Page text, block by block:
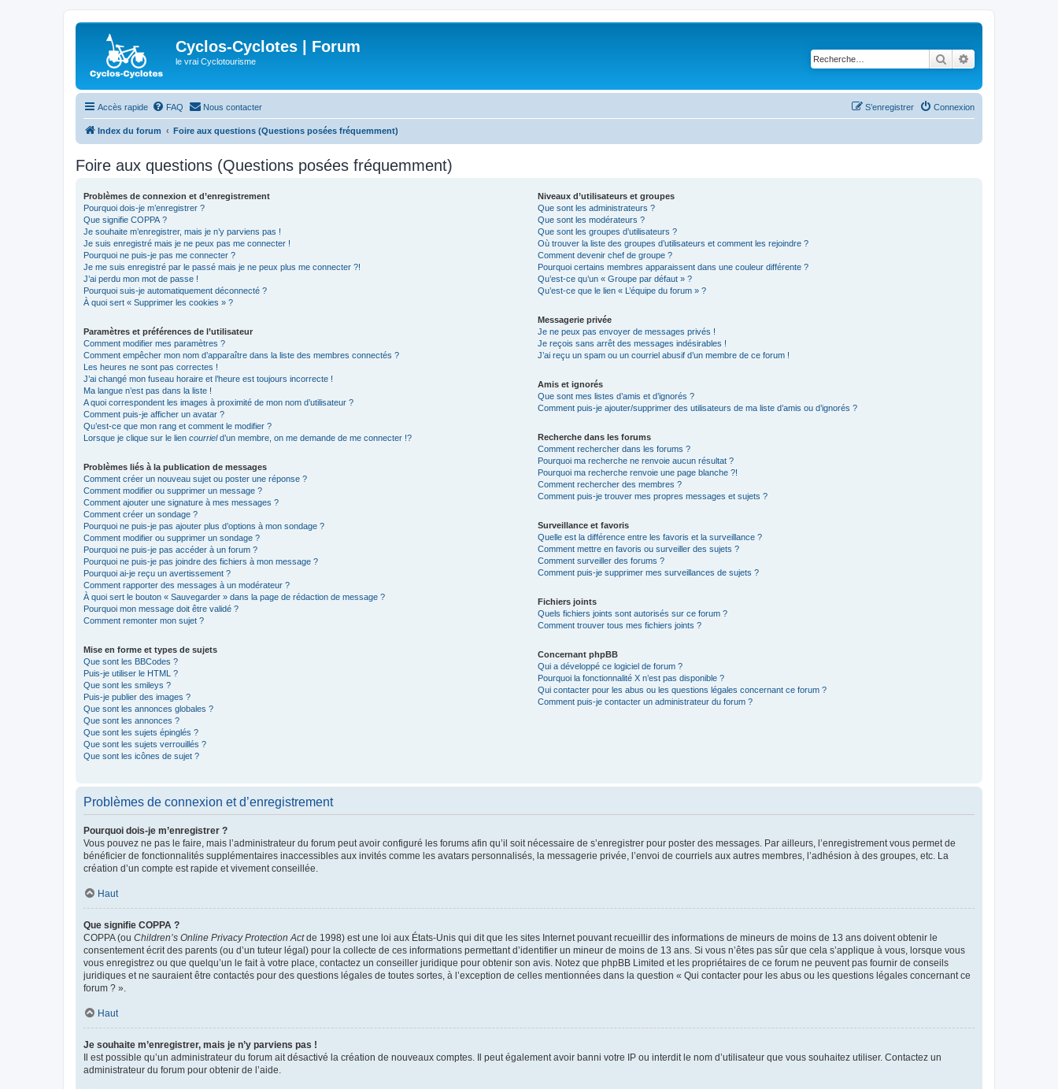
Cyclos-Cyclotes | Forum
le vrai Cyclotourisme Rechercher
Accès rapide FAQ Nous contacter Connexion
S’enregistrer
Index du forum Foire aux questions (Questions posées fréquemment)
Foire aux questions (Questions posées fréquemment)
Problèmes de connexion et d’enregistrement
Pourquoi dois-je m’enregistrer ?
Que signifie COPPA ?
Je souhaite m’enregistrer, mais je n’y parviens pas !
Je suis enregistré mais je ne peux pas me connecter !
Pourquoi ne puis-je pas me connecter ?
Je me suis enregistré par le passé mais je ne peux plus me connecter ?!
J’ai perdu mon mot de passe !
Pourquoi suis-je automatiquement déconnecté ?
À quoi sert « Supprimer les cookies » ?
Paramètres et préférences de l’utilisateur
Comment modifier mes paramètres ?
Comment empêcher mon nom d’apparaître dans la liste des membres connectés ?
Les heures ne sont pas correctes !
J’ai changé mon fuseau horaire et l’heure est toujours incorrecte !
Ma langue n’est pas dans la liste !
A quoi correspondent les images à proximité de mon nom d’utilisateur ?
Comment puis-je afficher un avatar ?
Qu’est-ce que mon rang et comment le modifier ?
Lorsque je clique sur le lien courrield’un membre, on me demande de me connecter !?
Problèmes liés à la publication de messages
Comment créer un nouveau sujet ou poster une réponse ?
Comment modifier ou supprimer un message ?
Comment ajouter une signature à mes messages ?
Comment créer un sondage ?
Pourquoi ne puis-je pas ajouter plus d’options à mon sondage ?
Comment modifier ou supprimer un sondage ?
Pourquoi ne puis-je pas accéder à un forum ?
Pourquoi ne puis-je pas joindre des fichiers à mon message ?
Pourquoi ai-je reçu un avertissement ?
Comment rapporter des messages à un modérateur ?
À quoi sert le bouton « Sauvegarder » dans la page de rédaction de message ?
Pourquoi mon message doit être validé ?
Comment remonter mon sujet ?
Mise en forme et types de sujets
Que sont les BBCodes ?
Puis-je utiliser le HTML ?
Que sont les smileys ?
Puis-je publier des images ?
Que sont les annonces globales ?
Que sont les annonces ?
Que sont les sujets épinglés ?
Que sont les sujets verrouillés ?
Que sont les icônes de sujet ?
Niveaux d’utilisateurs et groupes
Que sont les administrateurs ?
Que sont les modérateurs ?
Que sont les groupes d’utilisateurs ?
Où trouver la liste des groupes d’utilisateurs et comment les rejoindre ?
Comment devenir chef de groupe ?
Pourquoi certains membres apparaissent dans une couleur différente ?
Qu’est-ce qu’un « Groupe par défaut » ?
Qu’est-ce que le lien « L’équipe du forum » ?
Messagerie privée
Je ne peux pas envoyer de messages privés !
Je reçois sans arrêt des messages indésirables !
J’ai reçu un spam ou un courriel abusif d’un membre de ce forum !
Amis et ignorés
Que sont mes listes d’amis et d’ignorés ?
Comment puis-je ajouter/supprimer des utilisateurs de ma liste d’amis ou d’ignorés ?
Recherche dans les forums
Comment rechercher dans les forums ?
Pourquoi ma recherche ne renvoie aucun résultat ?
Pourquoi ma recherche renvoie une page blanche ?!
Comment rechercher des membres ?
Comment puis-je trouver mes propres messages et sujets ?
Surveillance et favoris
Quelle est la différence entre les favoris et la surveillance ?
Comment mettre en favoris ou surveiller des sujets ?
Comment surveiller des forums ?
Comment puis-je supprimer mes surveillances de sujets ?
Fichiers joints
Quels fichiers joints sont autorisés sur ce forum ?
Comment trouver tous mes fichiers joints ?
Concernant phpBB
Qui a développé ce logiciel de forum ?
Pourquoi la fonctionnalité X n’est pas disponible ?
Qui contacter pour les abus ou les questions légales concernant ce forum ?
Comment puis-je contacter un administrateur du forum ?
Problèmes de connexion et d’enregistrement
Pourquoi dois-je m’enregistrer ?
Vous pouvez ne pas le faire, mais l’administrateur du forum peut avoir configuré les forums afin qu’il soit nécessaire de s’enregistrer pour poster des messages. Par ailleurs, l’enregistrement vous permet de
bénéficier de fonctionnalités supplémentaires inaccessibles aux invités comme les avatars personnalisés, la messagerie privée, l’envoi de courriels aux autres membres, l’adhésion à des groupes, etc. La
création d’un compte est rapide et vivement conseillée.
Haut
Que signifie COPPA ?
COPPA (ou Children’s Online Privacy Protection Actde 1998) est une loi aux États-Unis qui dit que les sites Internet pouvant recueillir des informations de mineurs de moins de 13 ans doivent obtenir le
consentement écrit des parents (ou d’un tuteur légal) pour la collecte de ces informations permettant d’identifier un mineur de moins de 13 ans. Si vous n’êtes pas sûr que cela s’applique à vous, lorsque vous
vous enregistrez ou que quelqu’un le fait à votre place, contactez un conseiller juridique pour obtenir son avis. Notez que phpBB Limited et les propriétaires de ce forum ne peuvent pas fournir de conseils
juridiques et ne sauraient être contactés pour des questions légales de toutes sortes, à l’exception de celles mentionnées dans la question « Qui contacter pour les abus ou les questions légales concernant ce
forum ? ».
Haut
Je souhaite m’enregistrer, mais je n’y parviens pas !
Il est possible qu’un administrateur du forum ait désactivé la création de nouveaux comptes. Il peut également avoir banni votre IP ou interdit le nom d’utilisateur que vous souhaitez utiliser. Contactez un
administrateur du forum pour obtenir de l’aide.